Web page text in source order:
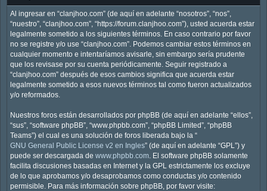
Al ingresar en “clanjhoo.com” (de aquí en adelante “nosotros”, “nos”,
“nuestro”, “clanjhoo.com”, “https://forum.clanjhoo.com”), usted acuerda estar
legalmente sometido a los siguientes términos. En caso contrario por favor
no se registre y/o use “clanjhoo.com”. Podemos cambiar estos términos en
cualquier momento e intentaríamos avisarle, sin embargo sería prudente
que los revisase por su cuenta periódicamente. Seguir registrado a
“clanjhoo.com” después de esos cambios significa que acuerda estar
legalmente sometido a esos nuevos términos tal como fueron actualizados
y/o reformados.
Nuestros foros están desarrollados por phpBB (de aquí en adelante “ellos”,
“sus”, “software phpBB”, “www.phpbb.com”, “phpBB Limited”, “phpBB
Teams”) el cual es una solución de foros liberada bajo la “
GNU General Public License v2 en Ingles” (de aquí en adelante “GPL”) y
puede ser descargada de www.phpbb.com. El software phpBB solamente
facilita discusiones basadas en Internet y la GPL estrictamente los excluye
de lo que aprobamos y/o desaprobamos como conductas y/o contenido
permisible. Para más información sobre phpBB, por favor visite: